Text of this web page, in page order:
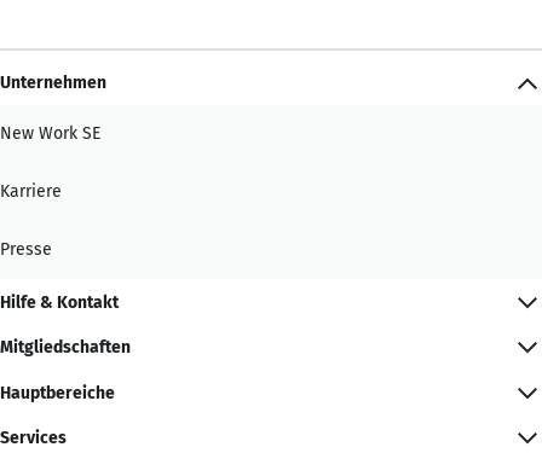
Unternehmen
New Work SE
Karriere
Presse
Hilfe & Kontakt
Mitgliedschaften
Hauptbereiche
Services